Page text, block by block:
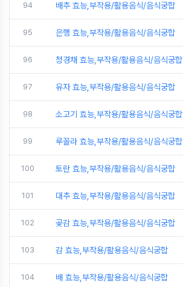
94 배추 효능,부작용/활용음식/음식궁합
95 은행 효능,부작용/활용음식/음식궁합
96 청경채 효능,부작용/활용음식/음식궁합
97 유자 효능,부작용/활용음식/음식궁합
98 소고기 효능,부작용/활용음식/음식궁합
99 루꼴라 효능,부작용/활용음식/음식궁합
100 토란 효능,부작용/활용음식/음식궁합
101 대추 효능,부작용/활용음식/음식궁합
102 곶감 효능,부작용/활용음식/음식궁합
103 감 효능,부작용/활용음식/음식궁합
104 배 효능,부작용/활용음식/음식궁합